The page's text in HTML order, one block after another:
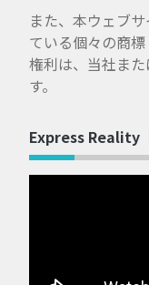
また、本ウェブ
ている個々の商
権利は、当社ま
す。
Express Reality